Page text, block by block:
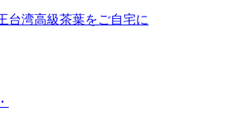
台湾高級茶葉をご自宅に